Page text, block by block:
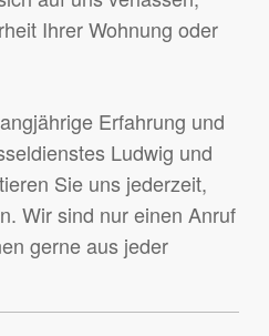
Ihrer Wohnung oder
Erfahrung und
Ludwig und
Sie uns jederzeit,
Wir sind nur einen Anruf
gerne aus jeder